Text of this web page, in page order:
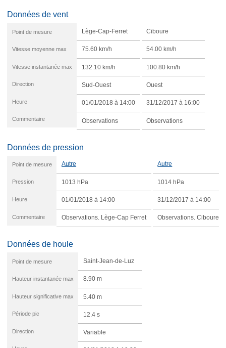
Données de vent
Point de mesure
Vitesse moyenne max
Vitesse instantanée max
Direction
Heure
Commentaire
Lège-Cap-Ferret
75.60 km/h
132.10 km/h
Sud-Ouest
01/01/2018 à 14:00
Observations
Ciboure
54.00 km/h
100.80 km/h
Ouest
31/12/2017 à 16:00
Observations
Données de pression
Point de mesure
Pression
Heure
Commentaire
Autre
1013 hPa
01/01/2018 à 14:00
Observations. Lège-Cap Ferret
Autre
1014 hPa
31/12/2017 à 14:00
Observations. Ciboure
Données de houle
Point de mesure
Hauteur instantanée max
Hauteur significative max
Période pic
Direction
Saint-Jean-de-Luz
8.90 m
5.40 m
12.4 s
Variable